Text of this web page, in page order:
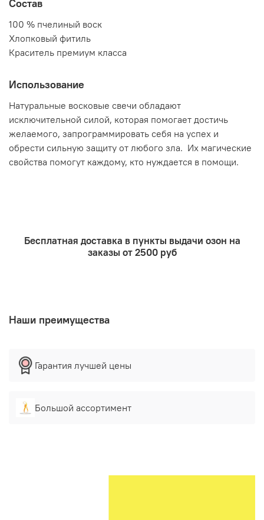
Состав
100 % пчелиный воск
Хлопковый фитиль
Краситель премиум класса
Использование
Натуральные восковые свечи обладают
исключительной силой, которая помогает достичь
желаемого, запрограммировать себя на успех и
обрести сильную защиту от любого зла. Их магические
свойства помогут каждому, кто нуждается в помощи.
Бесплатная доставка в пункты выдачи озон на
заказы от 2500 руб
Наши преимущества
Гарантия лучшей цены
Большой ассортимент